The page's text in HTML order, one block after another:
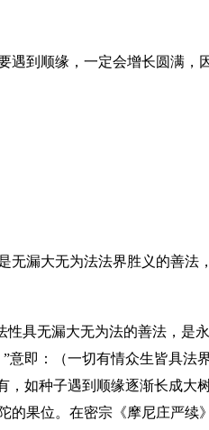
到顺缘，一定会增长圆满，
无漏大无为法法界胜义的善法
性具无漏大无为法的善法，是
意即：（一切有情众生皆具法
，如种子遇到顺缘逐渐长成大
的果位。在密宗《摩尼庄严续